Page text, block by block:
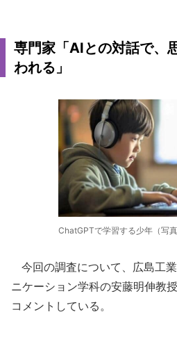
専門家「AIとの対話で、
われる」
ChatGPTで学習する少年（写真
今回の調査について、広島工
ニケーション学科の安藤明伸教
コメントしている。